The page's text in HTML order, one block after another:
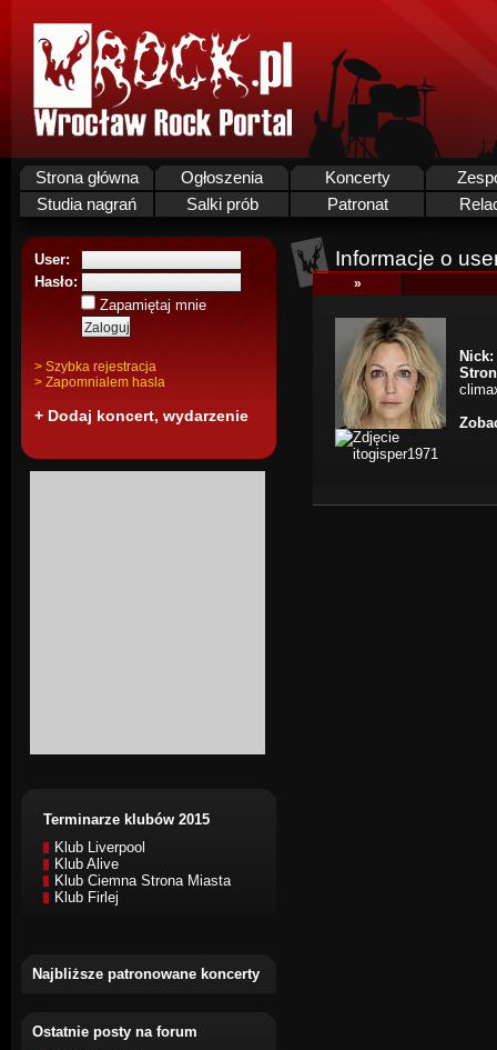
Strona główna Ogłoszenia Koncerty
Studia nagrań
Salki prób Patronat
User:
Hasło:
Zapamiętaj mnie
> Szybka rejestracja
> Zapomnialem hasla
+ Dodaj koncert, wydarzenie
Terminarze klubów 2015
Klub Liverpool
Klub Alive
Klub Ciemna Strona Miasta
Klub Firlej
Najbliższe patronowane koncerty
Ostatnie posty na forum
Informacje o
»
Nick: